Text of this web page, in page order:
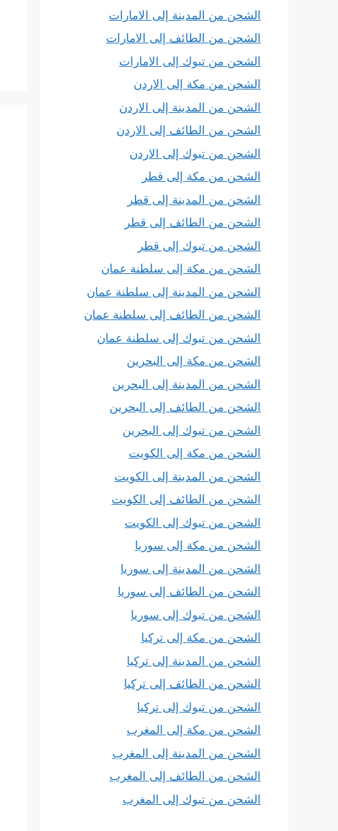
الشحن من المدينة إلى الامارات
الشحن من الطائف إلى الامارات
الشحن من تبوك إلى الامارات
الشحن من مكة إلى الاردن
الشحن من المدينة إلى الاردن
الشحن من الطائف إلى الاردن
الشحن من تبوك إلى الاردن
الشحن من مكة إلى قطر
الشحن من المدينة إلى قطر
الشحن من الطائف إلى قطر
الشحن من تبوك إلى قطر
الشحن من مكة إلى سلطنة عمان
الشحن من المدينة إلى سلطنة عمان
الشحن من الطائف إلى سلطنة عمان
الشحن من تبوك إلى سلطنة عمان
الشحن من مكة إلى البحرين
الشحن من المدينة إلى البحرين
الشحن من الطائف إلى البحرين
الشحن من تبوك إلى البحرين
الشحن من مكة إلى الكويت
الشحن من المدينة إلى الكويت
الشحن من الطائف إلى الكويت
الشحن من تبوك إلى الكويت
الشحن من مكة إلى سوريا
الشحن من المدينة إلى سوريا
الشحن من الطائف إلى سوريا
الشحن من تبوك إلى سوريا
الشحن من مكة إلى تركيا
الشحن من المدينة إلى تركيا
الشحن من الطائف إلى تركيا
الشحن من تبوك إلى تركيا
الشحن من مكة إلى المغرب
الشحن من المدينة إلى المغرب
الشحن من الطائف إلى المغرب
الشحن من تبوك إلى المغرب